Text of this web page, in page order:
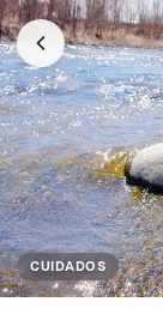
CUIDADOS